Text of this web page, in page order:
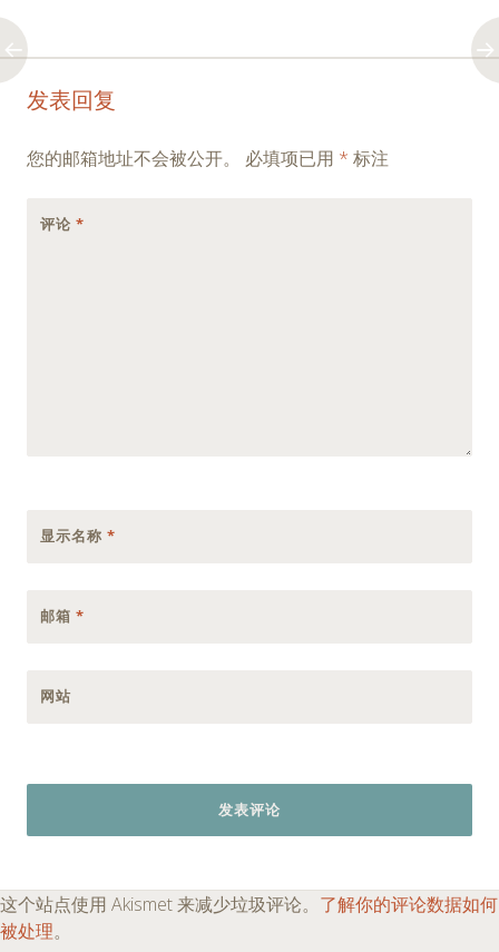
Post
navigation
←
→
发表回复
您的邮箱地址不会被公开。 必填项已用 * 标注
评论 *
显示名称 *
邮箱 *
网站
这个站点使用 Akismet 来减少垃圾评论。 了解你的评论数据如何
被处理。